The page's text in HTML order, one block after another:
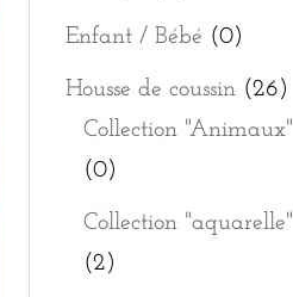
Enfant / Bébé (0)
Housse de coussin (26)
Collection "Animaux"
(0)
Collection "aquarelle"
(2)